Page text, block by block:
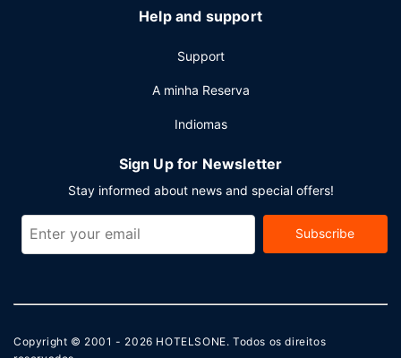
Help and support
Support
A minha Reserva
Indiomas
Sign Up for Newsletter
Stay informed about news and special offers!
Subscribe
Copyright © 2001 - 2026 HOTELSONE. Todos os direitos